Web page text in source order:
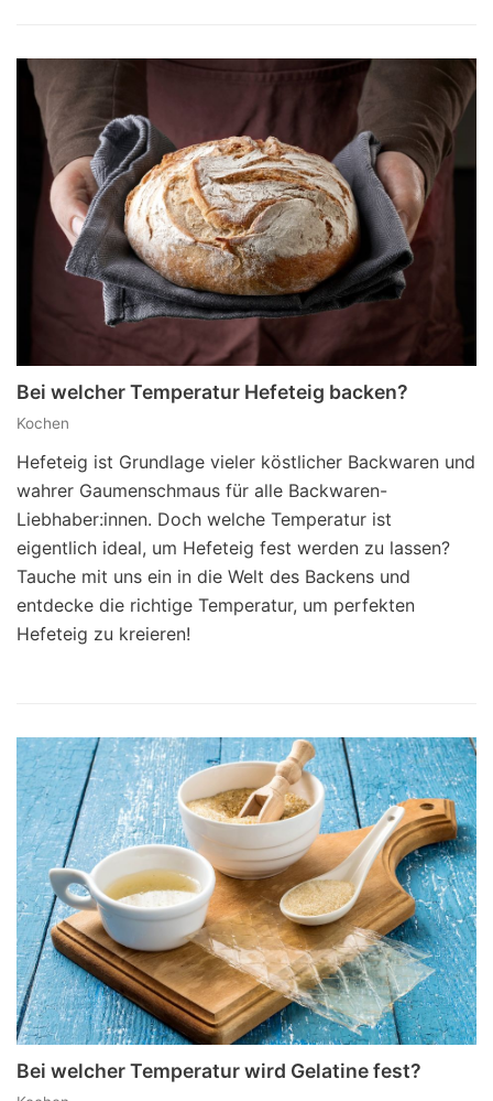
Bei welcher Temperatur Hefeteig backen?
Kochen
Hefeteig ist Grundlage vieler köstlicher Backwaren und
wahrer Gaumenschmaus für alle Backwaren-
Liebhaber:innen. Doch welche Temperatur ist
eigentlich ideal, um Hefeteig fest werden zu lassen?
Tauche mit uns ein in die Welt des Backens und
entdecke die richtige Temperatur, um perfekten
Hefeteig zu kreieren!
Bei welcher Temperatur wird Gelatine fest?